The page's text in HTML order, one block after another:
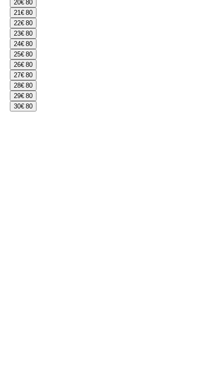
20€ 80
21€ 80
22€ 80
23€ 80
24€ 80
25€ 80
26€ 80
27€ 80
28€ 80
29€ 80
30€ 80